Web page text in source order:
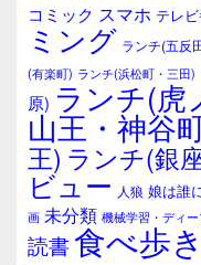
ア
コミック スマホ テレ
ミング ランチ(五反
(有楽町) ランチ(浜松町・三田)
原) ランチ(虎
山王・神谷
王) ランチ(銀
ビュー 人狼 娘は誰
画 未分類 機械学習・ディ
読書食べ歩